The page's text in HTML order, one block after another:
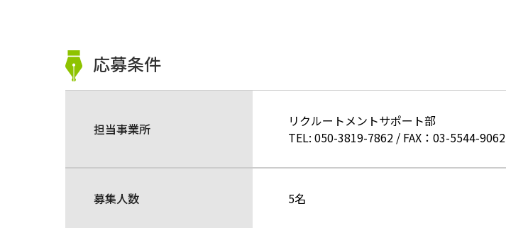
応募条件
担当事業所
リクルートメントサポート部
TEL: 050-3819-7862 / FAX：03-5544-9062
募集人数 5名